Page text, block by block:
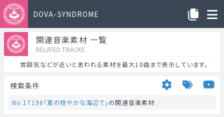
DOVA-SYNDROME
関連音楽素材 一覧
RELATED TRACKS
雰囲気などが近いと思われる素材を最大10曲まで表示しています。
検索条件
No.17196「夏の穏やかな海辺で」 の関連音楽素材